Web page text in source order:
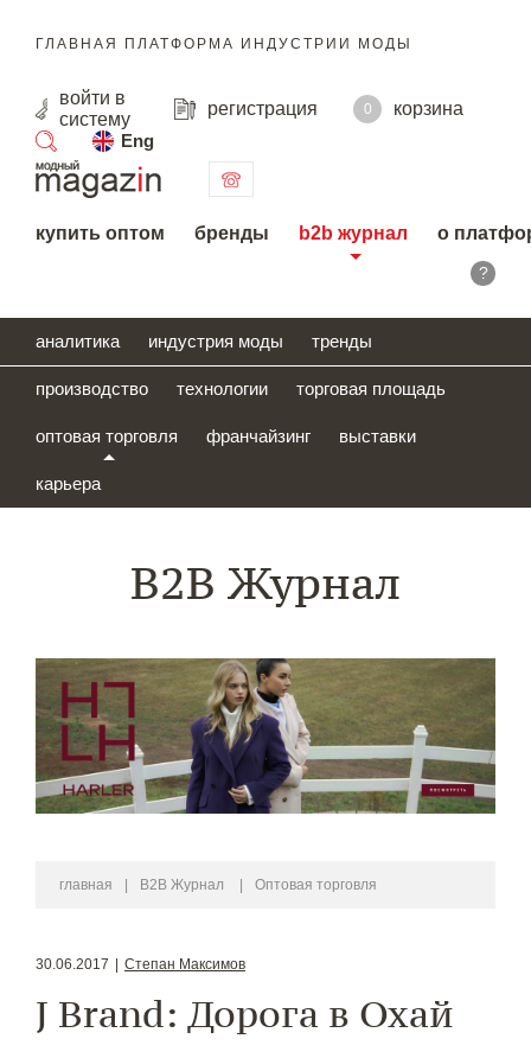
ГЛАВНАЯ ПЛАТФОРМА ИНДУСТРИИ МОДЫ
войти в
систему
регистрация 0
корзина
Eng
поиск
купить оптом бренды b2b журнал о
?
аналитика индустрия моды тренды
производство технологии торговая площадь
оптовая торговля франчайзинг выставки
карьера
B2B Журнал
главная B2B Журнал Оптовая торговля
30.06.2017 Степан Максимов
J Brand: Дорога в Охай